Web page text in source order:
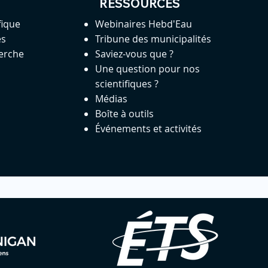
RESSOURCES
Webinaires Hebd'Eau
Tribune des municipalités
Saviez-vous que ?
Une question pour nos
scientifiques ?
Médias
Boîte à outils
Événements et activités